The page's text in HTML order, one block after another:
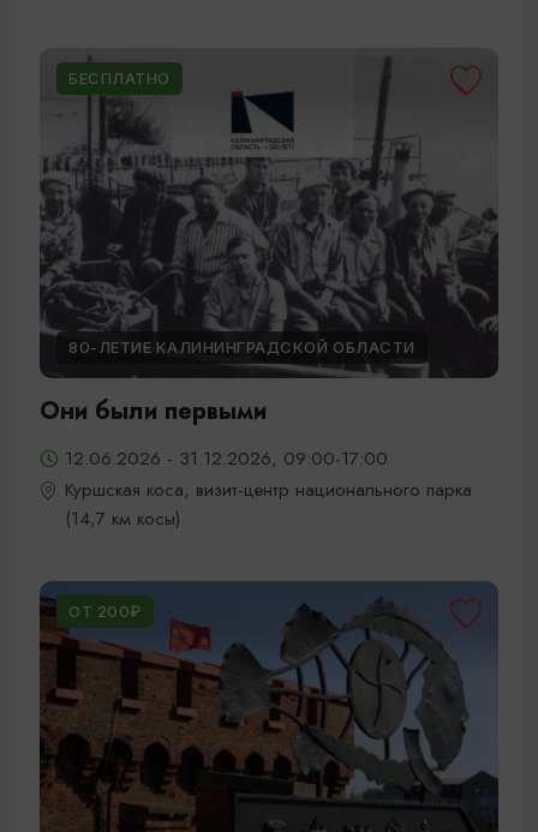
БЕСПЛАТНО
80-ЛЕТИЕ КАЛИНИНГРАДСКОЙ ОБЛАСТИ
Они были первыми
12.06.2026 - 31.12.2026, 09:00-17:00
Куршская коса, визит-центр национального парка
(14,7 км косы)
ОТ 200₽